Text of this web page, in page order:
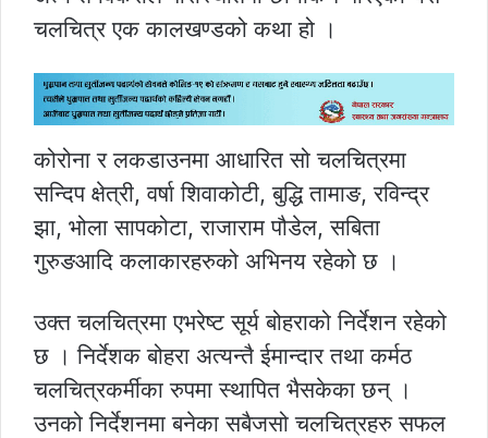
चलचित्र एक कालखण्डको कथा हो ।
कोरोना र लकडाउनमा आधारित सो चलचित्रमा
सन्दिप क्षेत्री, वर्षा शिवाकोटी, बुद्धि तामाङ, रविन्द्र
झा, भोला सापकोटा, राजाराम पौडेल, सबिता
गुरुङआदि कलाकारहरुको अभिनय रहेको छ ।
उक्त चलचित्रमा एभरेष्ट सूर्य बोहराको निर्देशन रहेको
छ । निर्देशक बोहरा अत्यन्तै ईमान्दार तथा कर्मठ
चलचित्रकर्मीका रुपमा स्थापित भैसकेका छन् ।
उनको निर्देशनमा बनेका सबैजसो चलचित्रहरु सफल